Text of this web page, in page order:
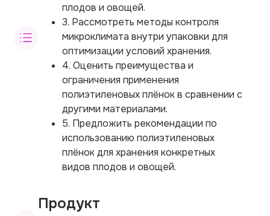
плодов и овощей.
3. Рассмотреть методы контроля
микроклимата внутри упаковки для
оптимизации условий хранения.
4. Оценить преимущества и
ограничения применения
полиэтиленовых плёнок в сравнении с
другими материалами.
5. Предложить рекомендации по
использованию полиэтиленовых
плёнок для хранения конкретных
видов плодов и овощей.
Продукт